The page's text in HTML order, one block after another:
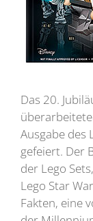
Das 20.
Ausgabe des
gefeiert. Der
der Lego
Lego Star
Fakten, eine